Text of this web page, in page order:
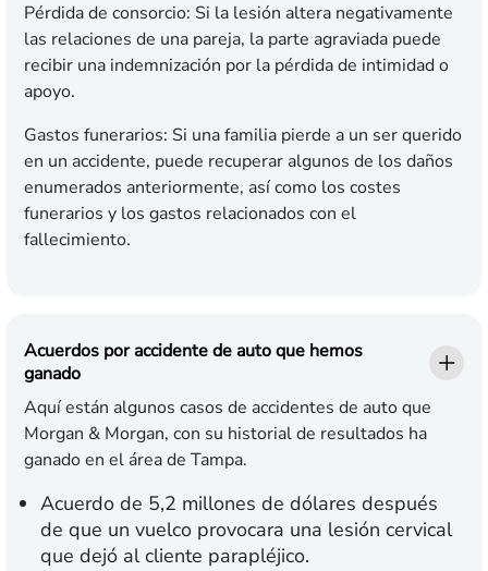
Pérdida de consorcio: Si la lesión altera negativamente
las relaciones de una pareja, la parte agraviada puede
recibir una indemnización por la pérdida de intimidad o
apoyo.
Gastos funerarios: Si una familia pierde a un ser querido
en un accidente, puede recuperar algunos de los daños
enumerados anteriormente, así como los costes
funerarios y los gastos relacionados con el
fallecimiento.
Acuerdos por accidente de auto que hemos
ganado
Aquí están algunos casos de accidentes de auto que
Morgan & Morgan, con su historial de resultados ha
ganado en el área de Tampa.
Acuerdo de 5,2 millones de dólares después
de que un vuelco provocara una lesión cervical
que dejó al cliente parapléjico.